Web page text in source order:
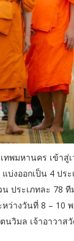
พมหานคร เข้าสู่
บ่งออกเป็น 4 ปร
ประเภทละ 78
ว่างวันที่ 8 – 10
วิมล เจ้าอาวา